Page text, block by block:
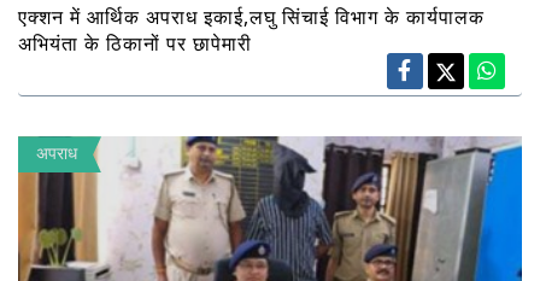
एक्शन में आर्थिक अपराध इकाई,लघु सिंचाई विभाग के कार्यपालक
अभियंता के ठिकानों पर छापेमारी
अपराध